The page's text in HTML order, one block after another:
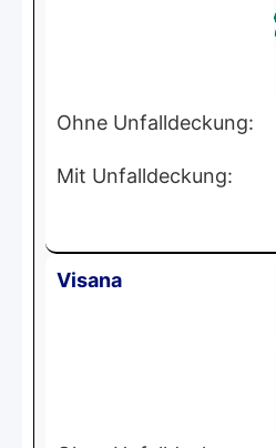
Ohne Unfalldeckung:
Mit Unfalldeckung:
Visana